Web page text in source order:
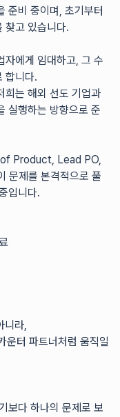
준비 중이며, 초기부터
찾고 있습니다.
자에게 임대하고, 그 수
합니다.
희는 해외 선도 기업과
실행하는 방향으로 준
of Product, Lead PO,
문제를 본격적으로 풀
입니다.
니라,
운터 파트너처럼 움직일